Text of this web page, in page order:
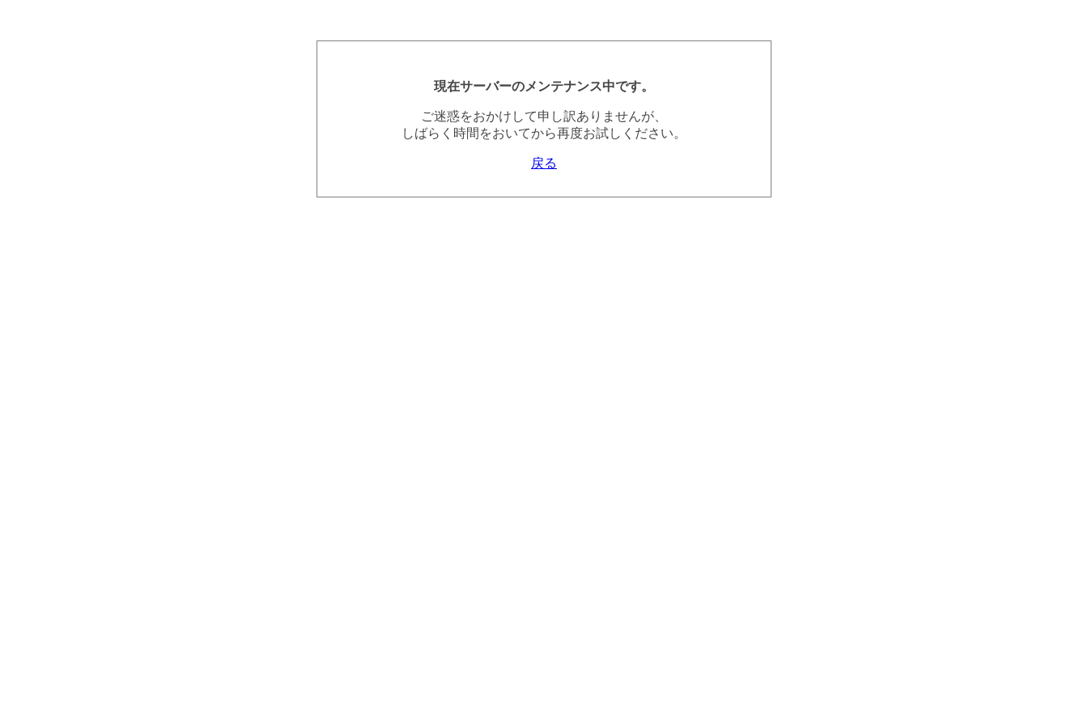
現在サーバーのメンテナンス中です。
ご迷惑をおかけして申し訳ありませんが、
しばらく時間をおいてから再度お試しください。
戻る